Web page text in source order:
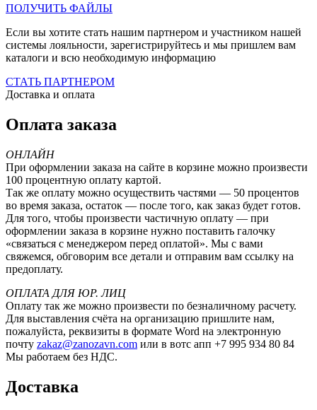
ПОЛУЧИТЬ ФАЙЛЫ
Если вы хотите стать нашим партнером и участником нашей
системы лояльности, зарегистрируйтесь и мы пришлем вам
каталоги и всю необходимую информацию
СТАТЬ ПАРТНЕРОМ
Доставка и оплата
Оплата заказа
ОНЛАЙН
При оформлении заказа на сайте в корзине можно произвести
100 процентную оплату картой.
Так же оплату можно осуществить частями — 50 процентов
во время заказа, остаток — после того, как заказ будет готов.
Для того, чтобы произвести частичную оплату — при
оформлении заказа в корзине нужно поставить галочку
«связаться с менеджером перед оплатой». Мы с вами
свяжемся, обговорим все детали и отправим вам ссылку на
предоплату.
ОПЛАТА ДЛЯ ЮР. ЛИЦ
Оплату так же можно произвести по безналичному расчету.
Для выставления счёта на организацию пришлите нам,
пожалуйста, реквизиты в формате Word на электронную
почту zakaz@zanozavn.com или в вотс апп +7 995 934 80 84
Мы работаем без НДС.
Доставка